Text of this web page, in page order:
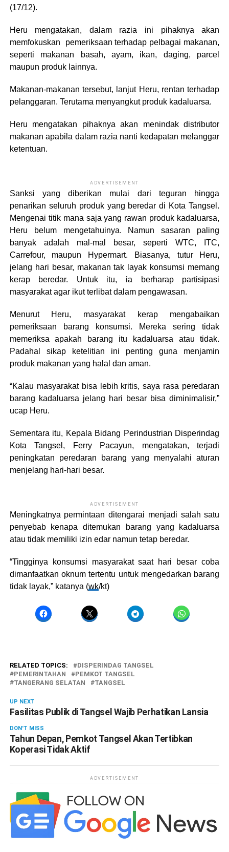
(17/12).
Heru mengatakan, dalam razia ini pihaknya akan
memfokuskan pemeriksaan terhadap pelbagai makanan,
seperti makanan basah, ayam, ikan, daging, parcel
maupun produk lainnya.
Makanan-makanan tersebut, lanjut Heru, rentan terhadap
pelanggaran. Terutama menyangkut produk kadaluarsa.
Heru mengatakan pihaknya akan menindak distributor
makanan apabila dalam razia nanti kedapatan melanggar
ketentuan.
ADVERTISEMENT
Sanksi yang diberikan mulai dari teguran hingga
penarikan seluruh produk yang beredar di Kota Tangsel.
Mengenai titik mana saja yang rawan produk kadaluarsa,
Heru belum mengetahuinya. Namun sasaran paling
banyak adalah mal-mal besar, seperti WTC, ITC,
Carrefour, maupun Hypermart. Biasanya, tutur Heru,
jelang hari besar, makanan tak layak konsumsi memang
kerap beredar. Untuk itu, ia berharap partisipasi
masyarakat agar ikut terlibat dalam pengawasan.
Menurut Heru, masyarakat kerap mengabaikan
pemeriksaan barang konsumsi. Mereka sering tidak
memeriksa apakah barang itu kadaluarsa atau tidak.
Padahal sikap ketelitian ini penting guna menjamin
produk makanan yang halal dan aman.
“Kalau masyarakat bisa lebih kritis, saya rasa peredaran
barang kadaluarsa jelang hari besar bisa diminimalisir,”
ucap Heru.
Sementara itu, Kepala Bidang Perindustrian Disperindag
Kota Tangsel, Ferry Pacayun, mengatakan, terjadi
peningkatan peredaran barang yang menyalahi aturan
menjelang hari-hari besar.
ADVERTISEMENT
Meningkatnya permintaan ditengarai menjadi salah satu
penyebab kenapa ditemukan barang yang kadaluarsa
atau tidak memiliki izin edar namun tetap beredar.
“Tingginya konsumsi masyarakat saat hari besar coba
dimanfaatkan oknum tertentu untuk mengedarkan barang
tidak layak,” katanya (wk/kt)
RELATED TOPICS:
DISPERINDAG TANGSEL
PEMERINTAHAN
PEMKOT TANGSEL
TANGERANG SELATAN
TANGSEL
UP NEXT
Fasilitas Publik di Tangsel Wajib Perhatikan Lansia
DON'T MISS
Tahun Depan, Pemkot Tangsel Akan Tertibkan
Koperasi Tidak Aktif
ADVERTISEMENT